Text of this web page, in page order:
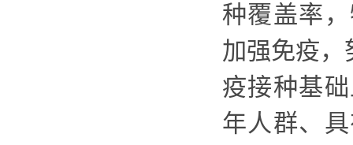
种覆盖率
加强免疫，
疫接种基
年人群、